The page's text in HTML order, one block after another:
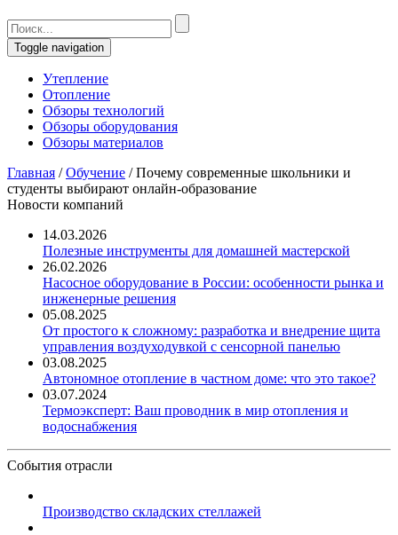
Toggle navigation
Утепление
Отопление
Обзоры технологий
Обзоры оборудования
Обзоры материалов
Главная /Обучение /Почему современные школьники и
студенты выбирают онлайн-образование
Новости компаний
14.03.2026
Полезные инструменты для домашней мастерской
26.02.2026
Насосное оборудование в России: особенности рынка и
инженерные решения
05.08.2025
От простого к сложному: разработка и внедрение щита
управления воздуходувкой с сенсорной панелью
03.08.2025
Автономное отопление в частном доме: что это такое?
03.07.2024
Термоэксперт: Ваш проводник в мир отопления и
водоснабжения
События отрасли
Производство складских стеллажей